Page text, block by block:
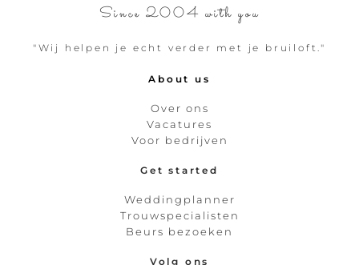
Since 2004 with you
"Wij helpen je echt verder met je bruiloft."
About us
Over ons
Vacatures
Voor bedrijven
Get started
Weddingplanner
Trouwspecialisten
Beurs bezoeken
Volg ons